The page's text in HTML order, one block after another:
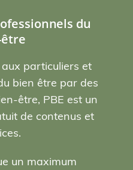
du
particuliers et
bien être par des
être, PBE est un
de contenus et
un maximum